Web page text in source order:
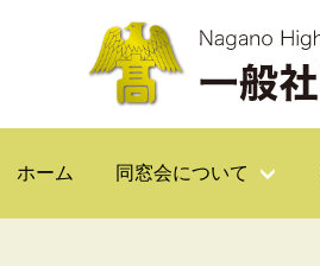
ホーム 同窓会について